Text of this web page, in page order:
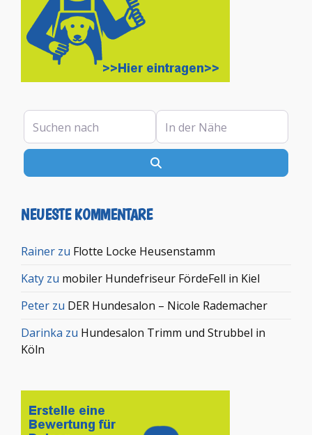
Suchen nach In der Nähe
NEUESTE KOMMENTARE
Rainer zu Flotte Locke Heusenstamm
Katy zu mobiler Hundefriseur FördeFell in Kiel
Peter zu DER Hundesalon – Nicole Rademacher
Darinka zu Hundesalon Trimm und Strubbel in
Köln